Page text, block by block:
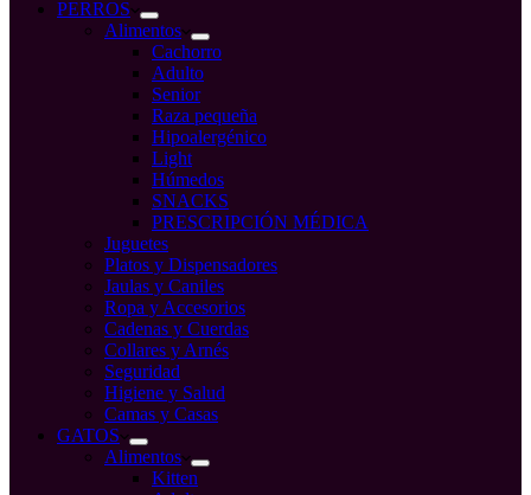
compraPERROS
Alimentos
Cachorro
Adulto
Senior
Raza pequeña
Hipoalergénico
Light
Húmedos
SNACKS
PRESCRIPCIÓN MÉDICA
Juguetes
Platos y Dispensadores
Jaulas y Caniles
Ropa y Accesorios
Cadenas y Cuerdas
Collares y Arnés
Seguridad
Higiene y Salud
Camas y Casas
GATOS
Alimentos
Kitten